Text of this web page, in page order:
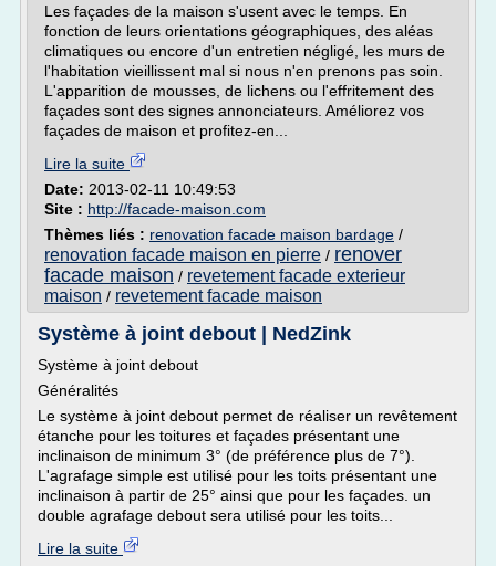
Les façades de la maison s'usent avec le temps. En
fonction de leurs orientations géographiques, des aléas
climatiques ou encore d'un entretien négligé, les murs de
l'habitation vieillissent mal si nous n'en prenons pas soin.
L'apparition de mousses, de lichens ou l'effritement des
façades sont des signes annonciateurs. Améliorez vos
façades de maison et profitez-en...
Lire la suite
Date: 2013-02-11 10:49:53
Site : http://facade-maison.com
Thèmes liés : renovation facade maison bardage /
renovation facade maison en pierre / renover
facade maison / revetement facade exterieur
maison / revetement facade maison
Système à joint debout | NedZink
Système à joint debout
Généralités
Le système à joint debout permet de réaliser un revêtement
étanche pour les toitures et façades présentant une
inclinaison de minimum 3° (de préférence plus de 7°).
L'agrafage simple est utilisé pour les toits présentant une
inclinaison à partir de 25° ainsi que pour les façades. un
double agrafage debout sera utilisé pour les toits...
Lire la suite